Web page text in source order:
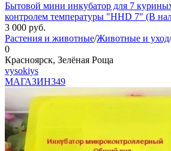
Бытовой мини инкубатор для 7
контролем температуры "HHD 7" (В
3 000 руб.
Растения и животные/Животные и уход/
0
Красноярск, Зелёная Роща
vysokiys
МАГАЗИН349